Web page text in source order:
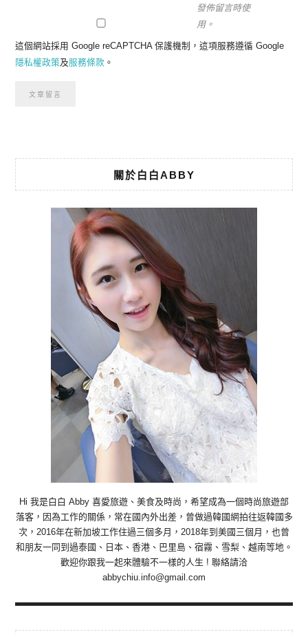
發佈留言時使
用。
這個網站採用 Google reCAPTCHA 保護機制，這項服務遵循 Google
隱私權政策及服務條款 。
關於白白ABBY
Hi 我是白白 Abby 喜愛旅遊、美食及時尚，希望成為一個時尚旅遊部
落客，因為工作的關係，常在國內外出差，曾做過韓國網拍往返韓國多
次，2016年在新加坡工作住過三個多月，2018年到美國三個月，也曾
和朋友一同到過泰國、日本、香港、巴里島、宿霧、雪梨、越南等地。
歡迎你跟我一起來體驗不一樣的人生 ! 聯絡請洽
abbychiu.info@gmail.com